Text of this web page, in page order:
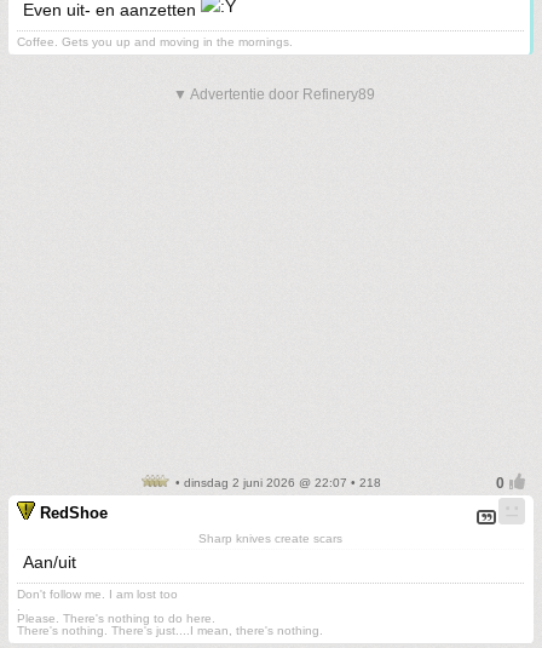
Even uit- en aanzetten
Coffee. Gets you up and moving in the mornings.
▼ Advertentie door Refinery89
• dinsdag 2 juni 2026 @ 22:07 • 218
RedShoe
Sharp knives create scars
Aan/uit
Don't follow me. I am lost too
Please. There's nothing to do here.
There's nothing. There's just....I mean, there's nothing.